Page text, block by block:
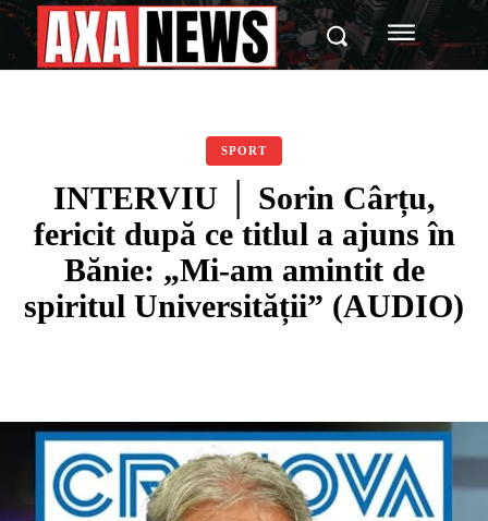
SPORT
INTERVIU │ Sorin Cârțu,
fericit după ce titlul a ajuns în
Bănie: „Mi-am amintit de
spiritul Universității” (AUDIO)